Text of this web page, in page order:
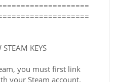
KEYS
you must first link
your Steam account.